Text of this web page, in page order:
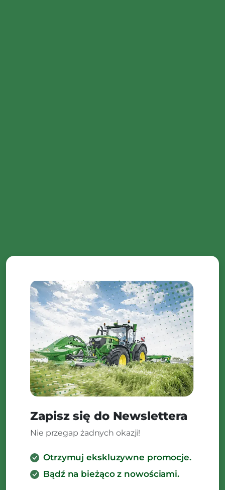
Zapisz się do Newslettera
Nie przegap żadnych okazji!
Otrzymuj ekskluzywne promocje.
Bądź na bieżąco z nowościami.